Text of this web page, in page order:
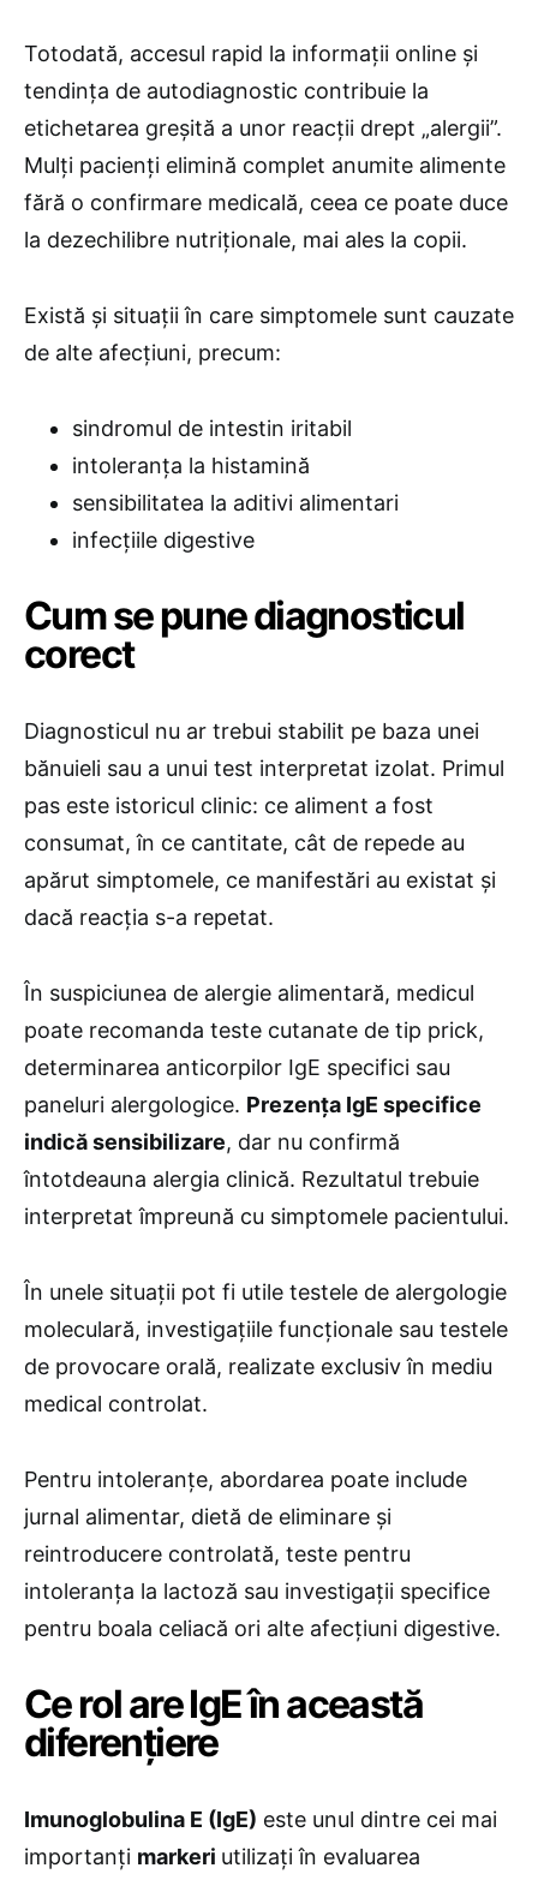
Totodată, accesul rapid la informații online și
tendința de autodiagnostic contribuie la
etichetarea greșită a unor reacții drept „alergii”.
Mulți pacienți elimină complet anumite alimente
fără o confirmare medicală, ceea ce poate duce
la dezechilibre nutriționale, mai ales la copii.
Există și situații în care simptomele sunt cauzate
de alte afecțiuni, precum:
sindromul de intestin iritabil
intoleranța la histamină
sensibilitatea la aditivi alimentari
infecțiile digestive
Cum se pune diagnosticul
corect
Diagnosticul nu ar trebui stabilit pe baza unei
bănuieli sau a unui test interpretat izolat. Primul
pas este istoricul clinic: ce aliment a fost
consumat, în ce cantitate, cât de repede au
apărut simptomele, ce manifestări au existat și
dacă reacția s-a repetat.
În suspiciunea de alergie alimentară, medicul
poate recomanda teste cutanate de tip prick,
determinarea anticorpilor IgE specifici sau
paneluri alergologice. Prezența IgE specifice
indică sensibilizare, dar nu confirmă
întotdeauna alergia clinică. Rezultatul trebuie
interpretat împreună cu simptomele pacientului.
În unele situații pot fi utile testele de alergologie
moleculară, investigațiile funcționale sau testele
de provocare orală, realizate exclusiv în mediu
medical controlat.
Pentru intoleranțe, abordarea poate include
jurnal alimentar, dietă de eliminare și
reintroducere controlată, teste pentru
intoleranța la lactoză sau investigații specifice
pentru boala celiacă ori alte afecțiuni digestive.
Ce rol are IgE în această
diferențiere
Imunoglobulina E (IgE) este unul dintre cei mai
importanți markeri utilizați în evaluarea